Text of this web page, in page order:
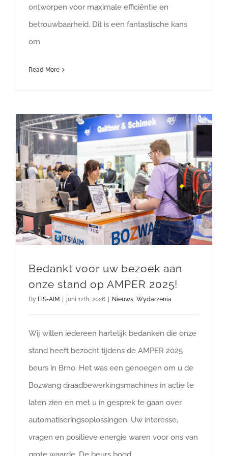
ontworpen voor maximale efficiëntie en
betrouwbaarheid. Dit is een fantastische kans
om
Read More
Bedankt voor uw bezoek aan
onze stand op AMPER 2025!
By ITS-AIM juni 12th, 2026 Nieuws, Wydarzenia
Wij willen iedereen hartelijk bedanken die onze
stand heeft bezocht tijdens de AMPER 2025
beurs in Brno. Het was een genoegen om u de
Bozwang draadbewerkingsmachines in actie te
laten zien en met u in gesprek te gaan over
automatiseringsoplossingen. Uw interesse,
vragen en positieve energie waren voor ons van